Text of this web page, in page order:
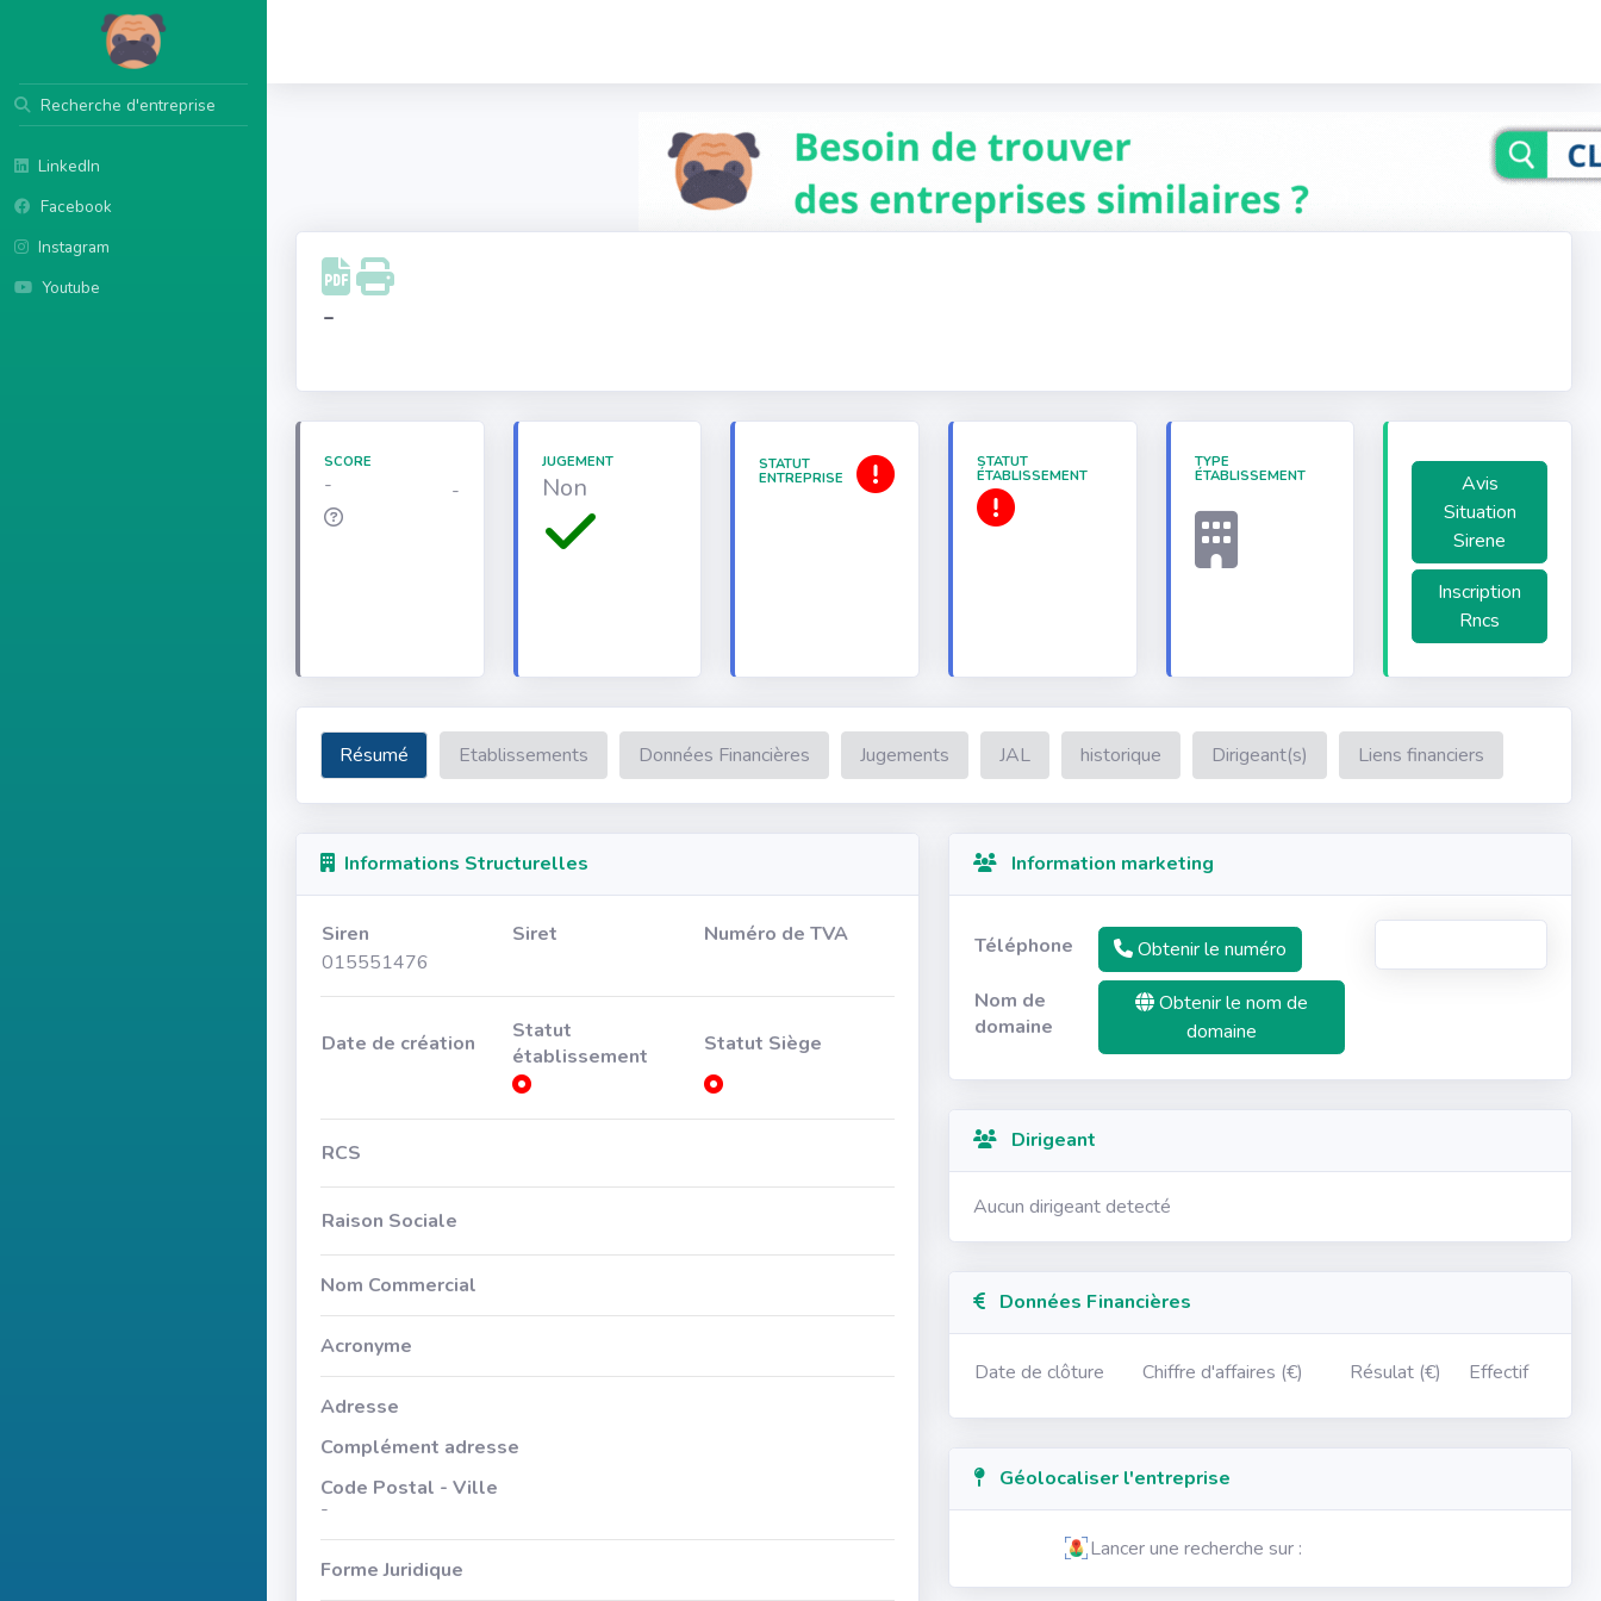
Recherche d'entreprise
LinkedIn
Facebook
Instagram
Youtube
-
SCORE
- -
JUGEMENT
Non
STATUT
ENTREPRISE
STATUT
ÉTABLISSEMENT
TYPE
ÉTABLISSEMENT
Avis
Situation
Sirene
Inscription
Rncs
Résumé Etablissements Données Financières Jugements JAL historique Dirigeant(s) Liens financiers
Informations Structurelles
Siren Siret
Numéro de TVA
015551476
Date de création
Statut
établissement
Statut Siège
RCS
Raison Sociale
Nom Commercial
Acronyme
Adresse
Complément adresse
Code Postal - Ville
-
Forme Juridique
Information marketing
Téléphone
Obtenir le numéro
Nom de
domaine
Obtenir le nom de
domaine
Dirigeant
Aucun dirigeant detecté
Données Financières
Date de clôture Chiffre d'affaires (€) Résulat (€) Effectif
Géolocaliser l'entreprise
Lancer une recherche sur :